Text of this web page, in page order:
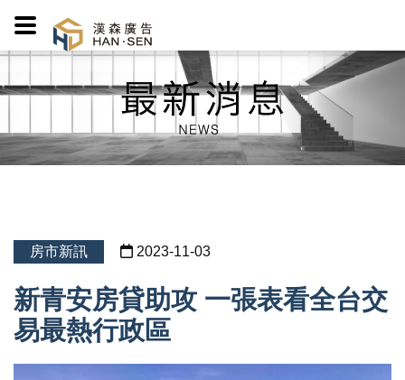
房市新訊 2023-11-03
新青安房貸助攻 一張表看全台交
易最熱行政區